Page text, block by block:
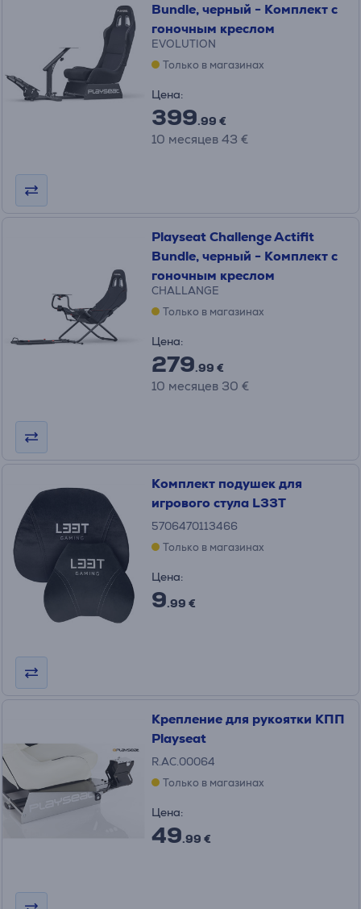
Bundle, черный - Комплект с
гоночным креслом
EVOLUTION
Только в магазинах
Цена:
399.99 €
10 месяцев 43 €
Playseat Challenge Actifit
Bundle, черный - Комплект с
гоночным креслом
CHALLANGE
Только в магазинах
Цена:
279.99 €
10 месяцев 30 €
Комплект подушек для
игрового стула L33T
5706470113466
Только в магазинах
Цена:
9.99 €
Крепление для рукоятки КПП
Playseat
R.AC.00064
Только в магазинах
Цена:
49.99 €